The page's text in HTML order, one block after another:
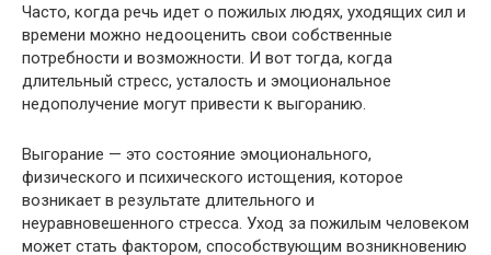
Часто, когда речь идет о пожилых людях, уходящих сил и
времени можно недооценить свои собственные
потребности и возможности. И вот тогда, когда
длительный стресс, усталость и эмоциональное
недополучение могут привести к выгоранию.
Выгорание — это состояние эмоционального,
физического и психического истощения, которое
возникает в результате длительного и
неуравновешенного стресса. Уход за пожилым человеком
может стать фактором, способствующим возникновению